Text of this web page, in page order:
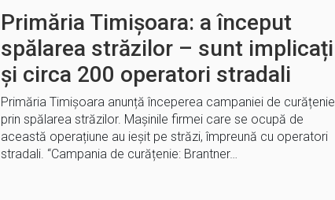
Primăria Timișoara: a început
spălarea străzilor – sunt implicați
și circa 200 operatori stradali
Primăria Timișoara anunță începerea campaniei de curățenie
prin spălarea străzilor. Mașinile firmei care se ocupă de
această operațiune au ieșit pe străzi, împreună cu operatori
stradali. “Campania de curățenie: Brantner…